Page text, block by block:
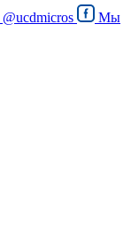
@ucdmicros
Мы